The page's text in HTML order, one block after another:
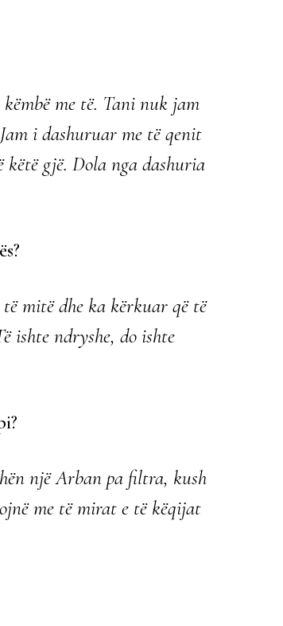
me të. Tani nuk jam
i dashuruar me të qenit
këtë gjë. Dola nga dashuria
mitë dhe ka kërkuar që të
ishte ndryshe, do ishte
një Arban pa filtra, kush
me të mirat e të këqijat